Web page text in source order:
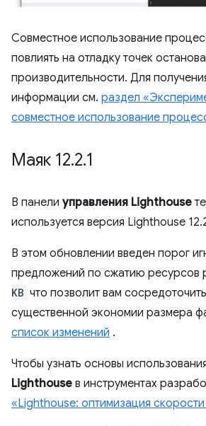
Совместное использование
повлиять на отладку точек
производительности. Для
информации см. раздел
совместное использование
Маяк 12.2.1
В панели управления Lighthouse
используется версия Lighthouse
В этом обновлении введен порог
предложений по сжатию ресурсов
KB что позволит вам
существенной экономии размера
список изменений .
Чтобы узнать основы
Lighthouse в инструментах
«Lighthouse: оптимизация